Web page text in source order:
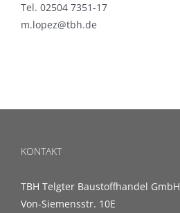
Tel. 02504 7351-17
m.lopez@tbh.de
KONTAKT
TBH Telgter Baustoffhandel GmbH
Von-Siemensstr. 10E